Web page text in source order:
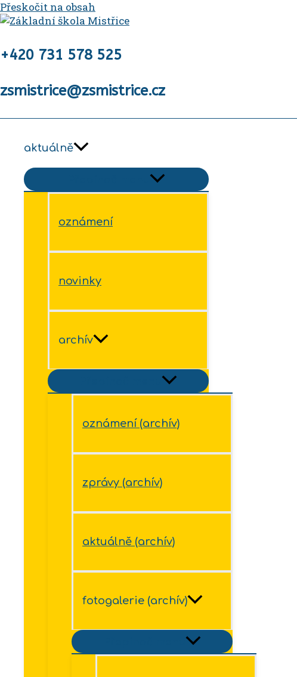
Přeskočit na obsah
+420 731 578 525
zsmistrice@zsmistrice.cz
aktuálně
oznámení
novinky
archív
oznámení (archív)
zprávy (archív)
aktuálně (archív)
fotogalerie (archív)